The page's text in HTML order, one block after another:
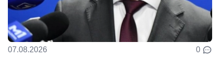
07.08.2026 0